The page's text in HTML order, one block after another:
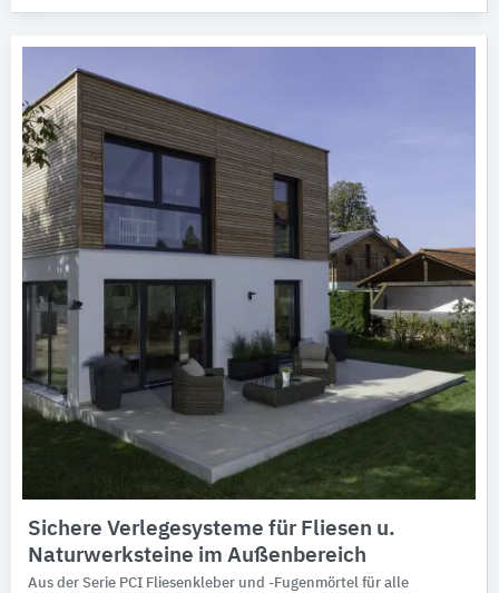
Sichere Verlegesysteme für Fliesen u.
Naturwerksteine im Außenbereich
Aus der Serie PCI Fliesenkleber und -Fugenmörtel für alle